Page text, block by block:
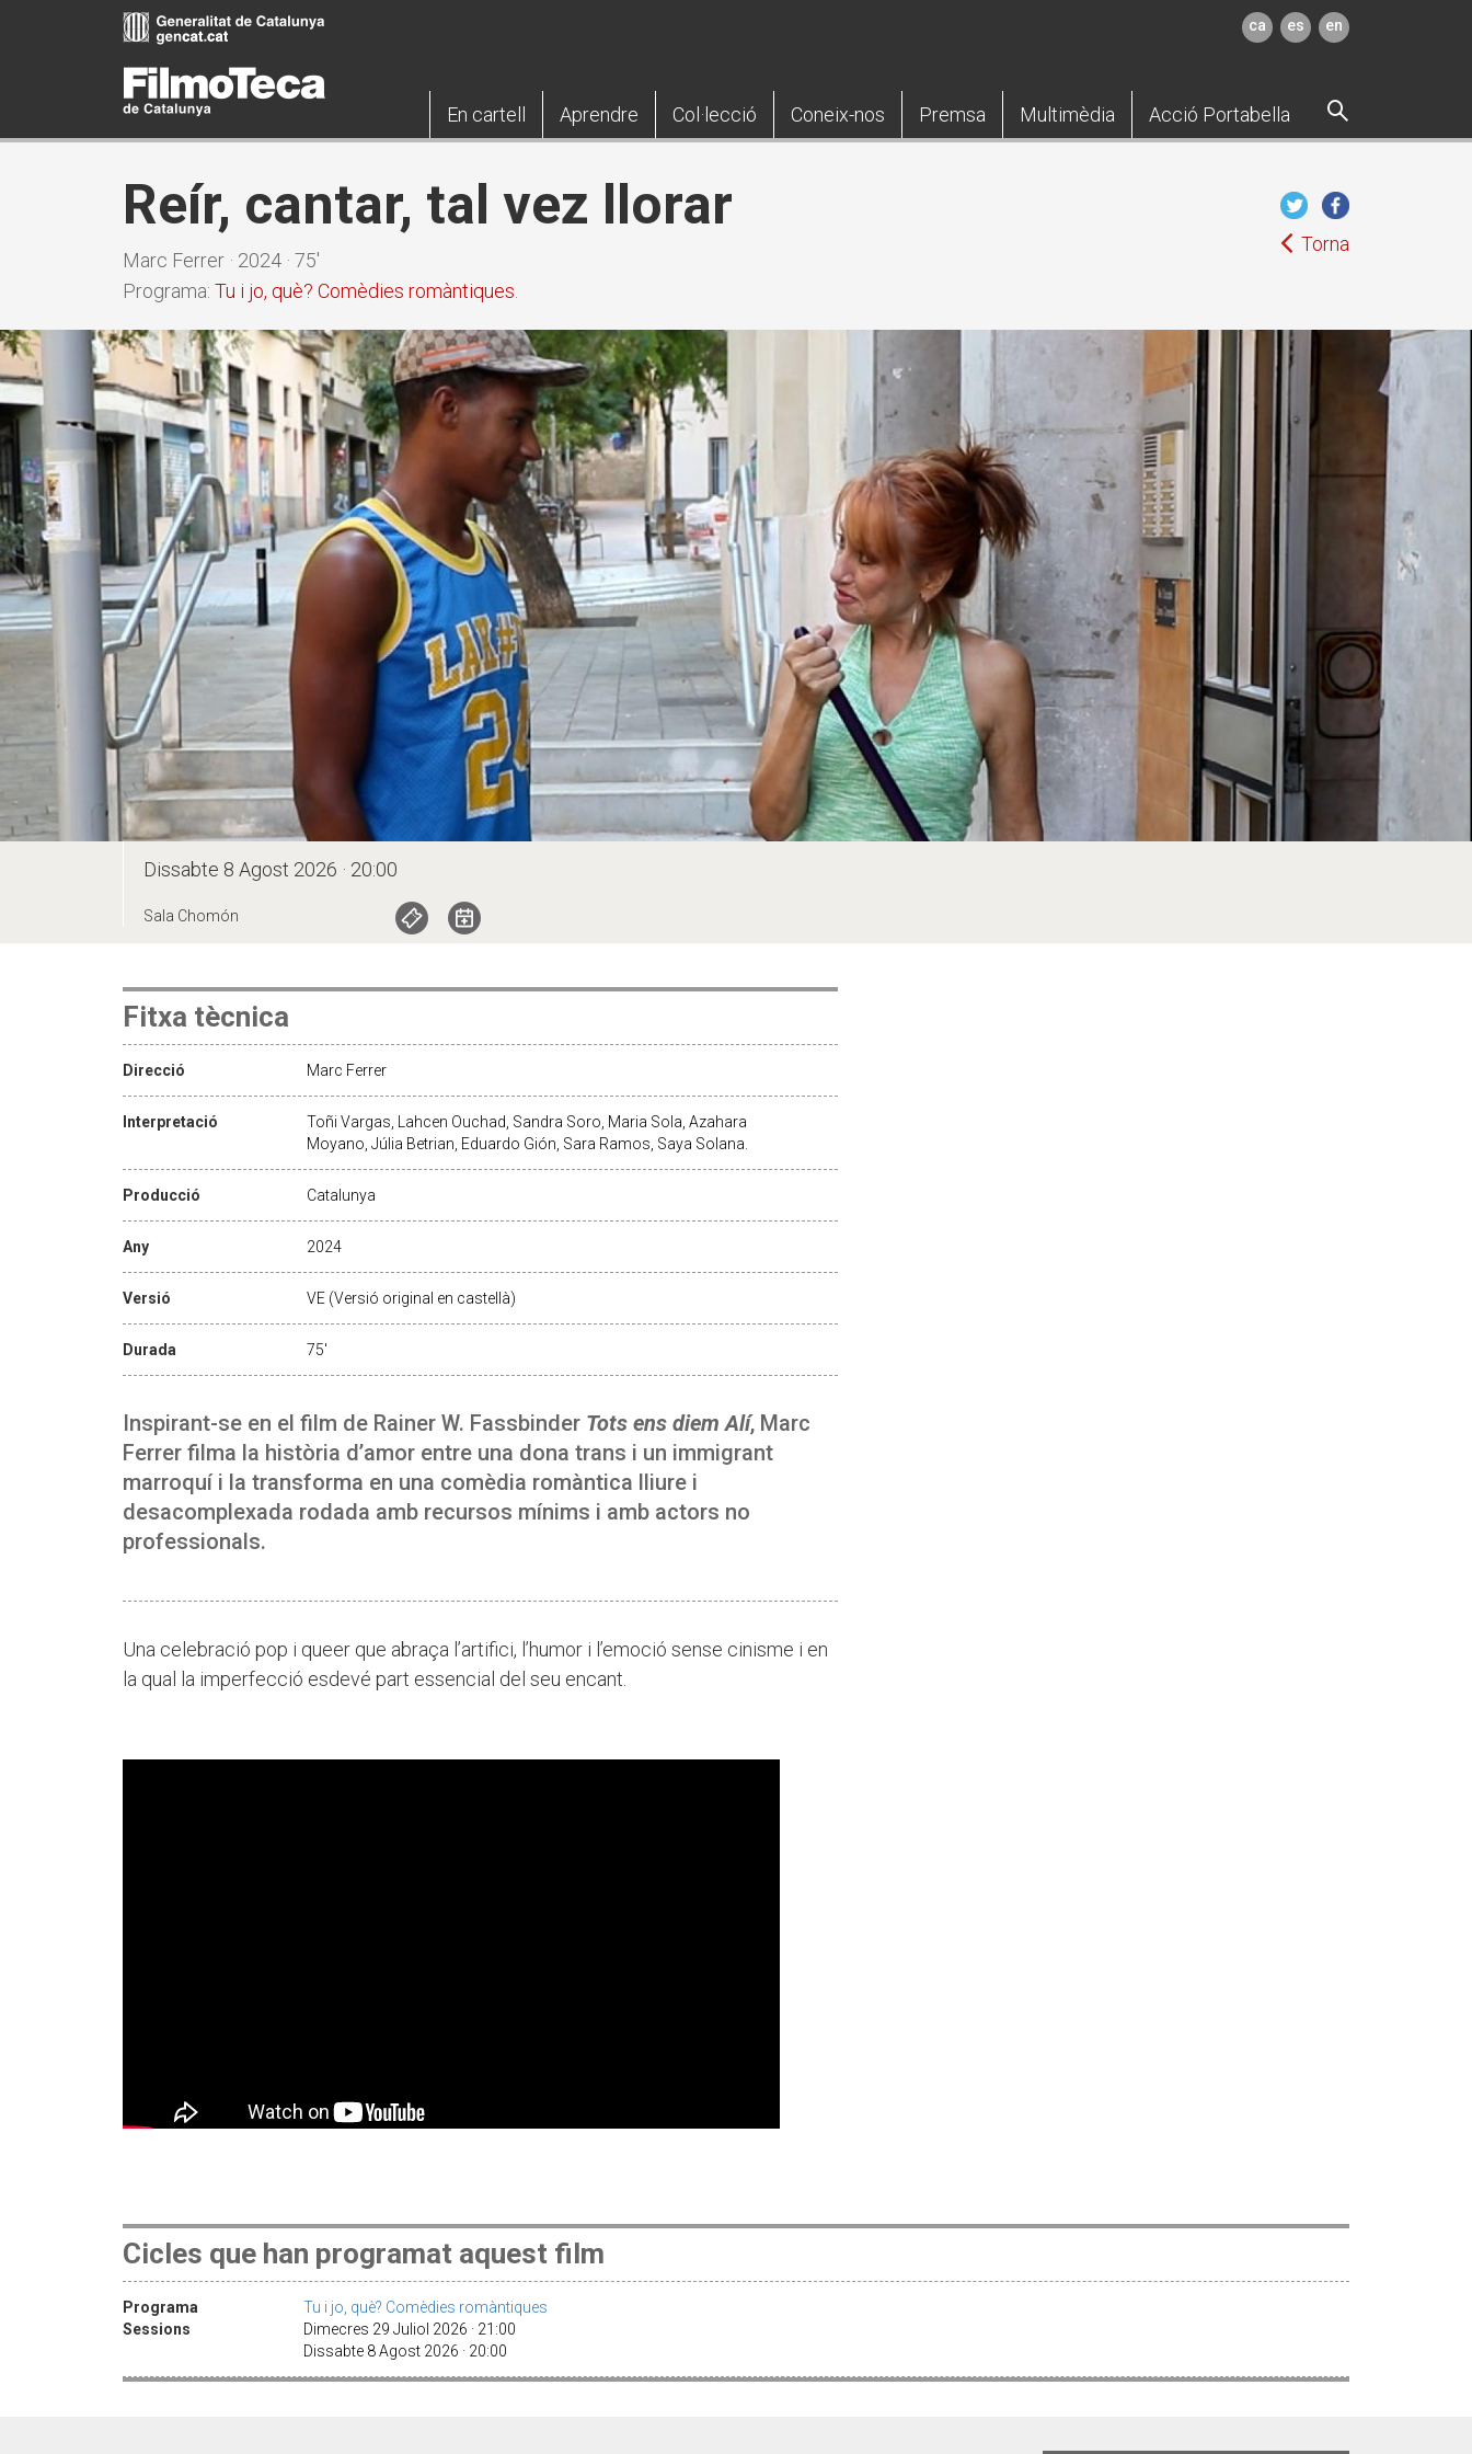
ca es en
En cartell Aprendre Col·lecció Coneix-nos Premsa Multimèdia Acció Portabella
Reír, cantar, tal vez llorar
Marc Ferrer · 2024 · 75'
Programa: Tu i jo, què? Comèdies romàntiques
Torna
Dissabte 8 Agost 2026 · 20:00
Sala Chomón
Fitxa tècnica
Direcció Marc Ferrer
Interpretació
Toñi Vargas, Lahcen Ouchad, Sandra Soro, Maria Sola, Azahara
Moyano, Júlia Betrian, Eduardo Gión, Sara Ramos, Saya Solana.
Producció Catalunya
Any 2024
Versió VE (Versió original en castellà)
Durada 75'
Inspirant-se en el film de Rainer W. Fassbinder Tots ens diem Alí, Marc
Ferrer filma la història d’amor entre una dona trans i un immigrant
marroquí i la transforma en una comèdia romàntica lliure i
desacomplexada rodada amb recursos mínims i amb actors no
professionals.
Una celebració pop i queer que abraça l’artifici, l’humor i l’emoció sense cinisme i en
la qual la imperfecció esdevé part essencial del seu encant.
Cicles que han programat aquest film
Programa
Tu i jo, què? Comèdies romàntiques
Sessions
Dimecres 29 Juliol 2026 · 21:00
Dissabte 8 Agost 2026 · 20:00